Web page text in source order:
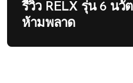
รีวิว RELX รุ่น 6 น
ห้ามพลาด